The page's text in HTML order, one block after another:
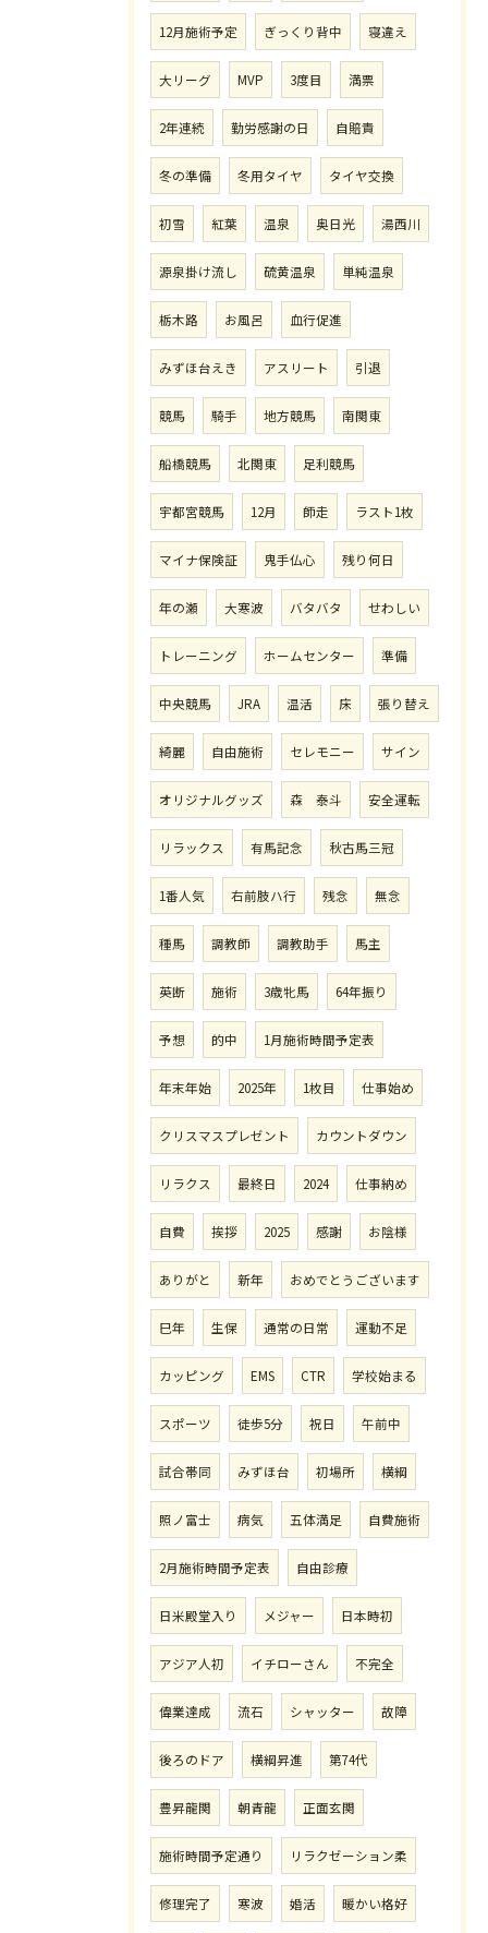
12月施術予定 ぎっくり背中 寝違え
大リーグ MVP 3度目 満票
2年連続 勤労感謝の日 自賠責
冬の準備 冬用タイヤ タイヤ交換
初雪 紅葉 温泉 奥日光 湯西川
源泉掛け流し 硫黄温泉 単純温泉
栃木路 お風呂 血行促進
みずほ台えき アスリート 引退
競馬 騎手 地方競馬 南関東
船橋競馬 北関東 足利競馬
宇都宮競馬 12月 師走 ラスト1枚
マイナ保険証 鬼手仏心 残り何日
年の瀬 大寒波 バタバタ せわしい
トレーニング ホームセンター 準備
中央競馬 JRA 温活 床 張り替え
綺麗 自由施術 セレモニー サイン
オリジナルグッズ 森 泰斗 安全運転
リラックス 有馬記念 秋古馬三冠
1番人気 右前肢ハ行 残念 無念
種馬 調教師 調教助手 馬主
英断 施術 3歳牝馬 64年振り
予想 的中 1月施術時間予定表
年末年始 2025年 1枚目 仕事始め
クリスマスプレゼント カウントダウン
リラクス 最終日 2024 仕事納め
自費 挨拶 2025 感謝 お陰様
ありがと 新年 おめでとうございます
巳年 生保 通常の日常 運動不足
カッピング EMS CTR 学校始まる
スポーツ 徒歩5分 祝日 午前中
試合帯同 みずほ台 初場所 横綱
照ノ富士 病気 五体満足 自費施術
2月施術時間予定表 自由診療
日米殿堂入り メジャー 日本時初
アジア人初 イチローさん 不完全
偉業達成 流石 シャッター 故障
後ろのドア 横綱昇進 第74代
豊昇龍関 朝青龍 正面玄関
施術時間予定通り リラクゼーション柔
修理完了 寒波 婚活 暖かい格好